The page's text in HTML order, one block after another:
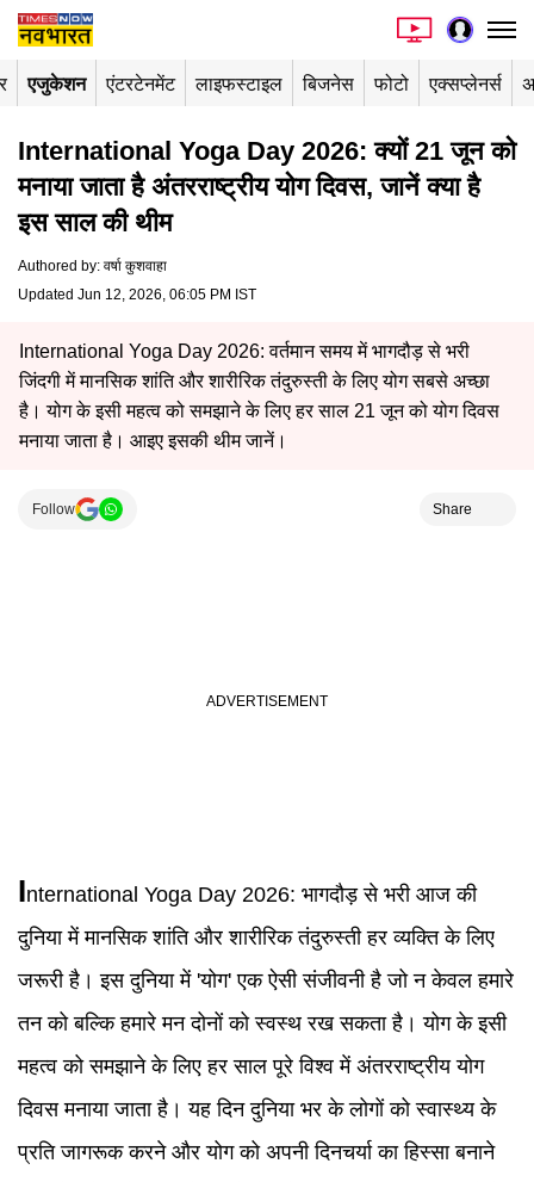
एजुकेशन एंटरटेनमेंट लाइफस्टाइल बिजनेस फोटो एक्सप्लेनर्स
International Yoga Day 2026: क्यों 21 जून को
मनाया जाता है अंतरराष्ट्रीय योग दिवस, जानें क्या है
इस साल की थीम
Authored by: वर्षा कुशवाहा
Updated Jun 12, 2026, 06:05 PM IST
International Yoga Day 2026: वर्तमान समय में भागदौड़ से भरी
जिंदगी में मानसिक शांति और शारीरिक तंदुरुस्ती के लिए योग सबसे अच्छा
है। योग के इसी महत्व को समझाने के लिए हर साल 21 जून को योग दिवस
मनाया जाता है। आइए इसकी थीम जानें।
Follow Share
International Yoga Day 2026: भागदौड़ से भरी आज की
दुनिया में मानसिक शांति और शारीरिक तंदुरुस्ती हर व्यक्ति के लिए
जरूरी है। इस दुनिया में 'योग' एक ऐसी संजीवनी है जो न केवल हमारे
तन को बल्कि हमारे मन दोनों को स्वस्थ रख सकता है। योग के इसी
महत्व को समझाने के लिए हर साल पूरे विश्व में अंतरराष्ट्रीय योग
दिवस मनाया जाता है। यह दिन दुनिया भर के लोगों को स्वास्थ्य के
प्रति जागरूक करने और योग को अपनी दिनचर्या का हिस्सा बनाने